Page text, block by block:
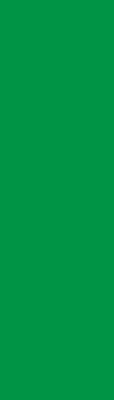
छन्